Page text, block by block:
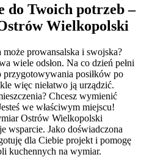
do Twoich potrzeb–
Wielkopolski
prowansalska i swojska?
wiele odsłon. Na co dzień pełni
przygotowywania posiłków po
więc niełatwo ją urządzić.
Chcesz wymienić
we właściwym miejscu!
Ostrów Wielkopolski
wsparcie. Jako doświadczona
dla Ciebie projekt i pomogę
kuchennych na wymiar.